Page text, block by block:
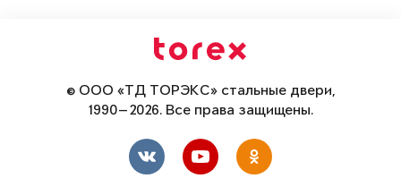
© ООО «ТД ТОРЭКС» стальные двери,
1990—2026. Все права защищены.